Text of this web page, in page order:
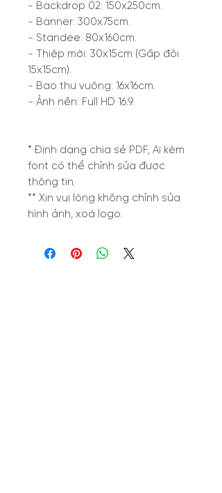
- Backdrop 02: 150x250cm.
- Banner: 300x75cm.
- Standee: 80x160cm.
- Thiệp mời: 30x15cm (Gấp đôi
15x15cm).
- Bao thư vuông: 16x16cm.
- Ảnh nền: Full HD 16:9.
* Định dạng chia sẻ PDF, Ai kèm
font có thể chỉnh sửa được
thông tin.
** Xin vui lòng không chỉnh sửa
hình ảnh, xoá logo.